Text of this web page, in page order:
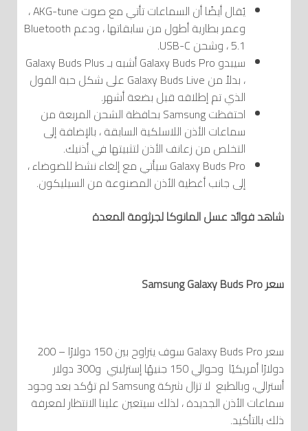
يُقال أيضًا أن السماعات تأتي مع صوت AKG-tune ،
وعمر بطارية أطول من سابقاتها ، ودعم Bluetooth
5.1 ، وشحن USB-C.
سيبدو Galaxy Buds Pro أشبه بـ Galaxy Buds Plus
، بدلاً من Galaxy Buds Live على شكل حبة الفول
الذي تم إطلاقه قبل بضعة أشهر.
احتفظت Samsung بحافظة الشحن المربعة من
سماعات الأذن اللاسلكية السابقة ، بالإضافة إلى
التخلص من زعانف الأذن لتثبيتها في أذنيك.
Galaxy Buds Pro سيأتي مع إلغاء نشط للضوضاء ،
إلى جانب أغطية الأذن المصنوعة من السيليكون.
شاهدفوائدعسل المانوكا لجرثومةالمعدة
سعر Samsung Galaxy Buds Pro
سعر Galaxy Buds Pro سوف يتراوح بين 150 دولارًا – 200
دولارًا أمريكيًا وحوالي 150 جنيهًا إسترليني و300 دولار
أسترالي، وبالطبع لا تزال شركة Samsung لم تؤكد بعد وجود
سماعات الأذن الجديدة ، لذلك سيتعين علينا الانتظار لمعرفة
ذلك بالتأكيد.